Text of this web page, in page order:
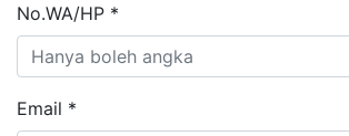
No.WA/HP *
Email *